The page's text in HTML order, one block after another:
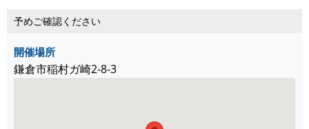
予めご確認ください
開催場所
鎌倉市稲村ガ崎2-8-3